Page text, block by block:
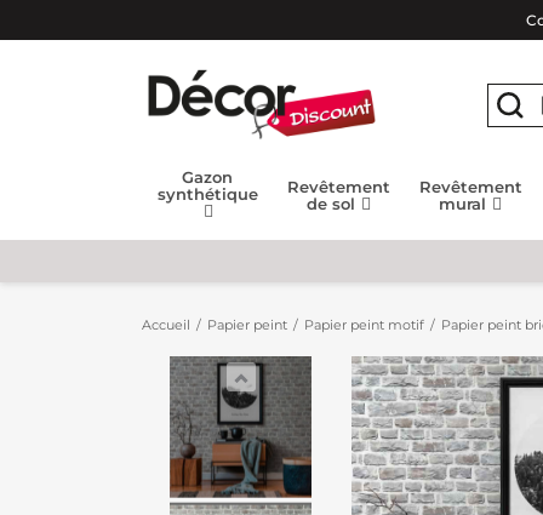
Gazon
synthétique
Revêtement
de sol
Revêtement
mural
Accueil Papier peint Papier peint motif Papier peint